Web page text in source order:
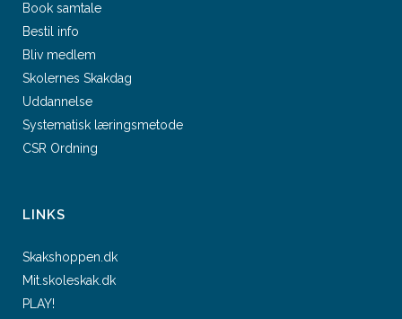
Book samtale
Bestil info
Bliv medlem
Skolernes Skakdag
Uddannelse
Systematisk læringsmetode
CSR Ordning
LINKS
Skakshoppen.dk
Mit.skoleskak.dk
PLAY!